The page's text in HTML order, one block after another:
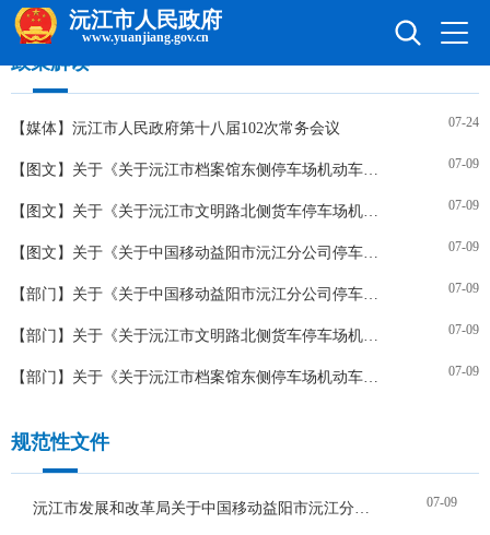
长者关爱模式
沅江市人民政府
www.yuanjiang.gov.cn
首页 大美沅江
信息公开 互动交流
政务服务 数据发布
政策解读
【媒体】沅江市人民政府第十八届102次常务会议 07-24
【图文】关于《关于沅江市档案馆东侧停车场机动车停放服务临时收费标准的批复》的政策解读 07-09
【图文】关于《关于沅江市文明路北侧货车停车场机动车停放服务临时收费标准的批复》的政策解读 07-09
【图文】关于《关于中国移动益阳市沅江分公司停车场机动车停放服务临时收费标准的批复》的政策解读 07-09
【部门】关于《关于中国移动益阳市沅江分公司停车场机动车停放服务临时收费标准的批复》的政策解读 07-09
【部门】关于《关于沅江市文明路北侧货车停车场机动车停放服务临时收费标准的批复》的政策解读 07-09
【部门】关于《关于沅江市档案馆东侧停车场机动车停放服务临时收费标准的批复》的政策解读 07-09
规范性文件
沅江市发展和改革局关于中国移动益阳市沅江分公司停车场机动车停放服务临时收费标准的批复 07-09